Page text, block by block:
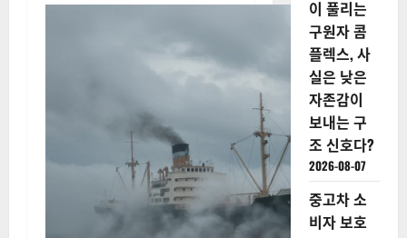
이 풀리는
구원자 콤
플렉스, 사
실은 낮은
자존감이
보내는 구
조 신호다?
2026-08-07
중고차 소
비자 보호